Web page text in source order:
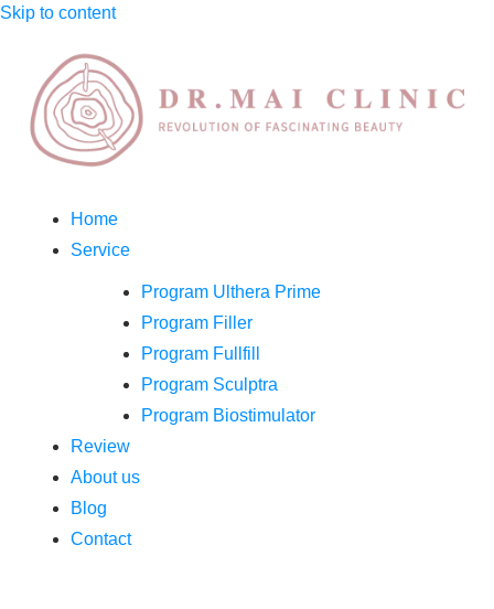
Skip to content
Home
Service
Program Ulthera Prime
Program Filler
Program Fullfill
Program Sculptra
Program Biostimulator
Review
About us
Blog
Contact